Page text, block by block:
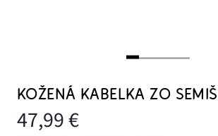
KOŽENÁ KABELKA ZO
47,99 €